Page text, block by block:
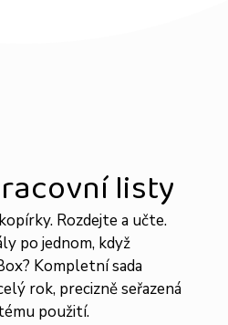
listy
Rozdejte a učte.
po jednom, když
Kompletní sada
rok, precizně seřazená
použití.